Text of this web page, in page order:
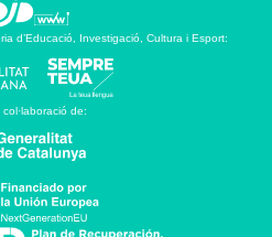
d’Educació, Investigació, Cultura i Esport:
col·laboració de: